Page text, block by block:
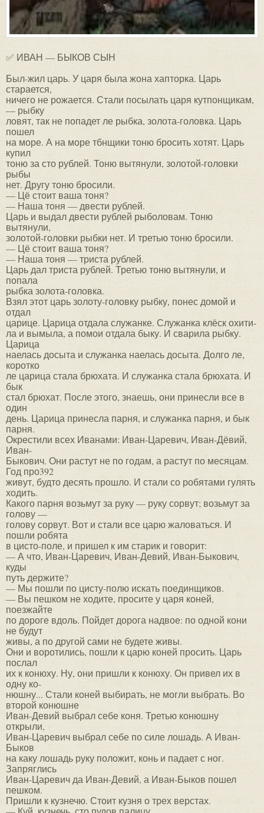
✅ ИВАН — БЫКОВ СЫН
Был-жил царь. У царя была жона хапторка. Царь
старается,
ничего не рожается. Стали посылать царя кутпонщикам,
— рыбку
ловят, так не попадет ле рыбка, золота-головка. Царь
пошел
на море. А на море тбнщики тоню бросить хотят. Царь
купил
тоню за сто рублей. Тоню вытянули, золотой-головки
рыбы
нет. Другу тоню бросили.
— Цё стоит ваша тоня?
— Наша тоня — двести рублей.
Царь и выдал двести рублей рыболовам. Тоню
вытянули,
золотой-головки рыбки нет. И третью тоню бросили.
— Цё стоит ваша тоня?
— Наша тоня — триста рублей.
Царь дал триста рублей. Третью тоню вытянули, и
попала
рыбка золота-головка.
Взял этот царь золоту-головку рыбку, понес домой и
отдал
царице. Царица отдала служанке. Служанка клёск охити-
ла и вымыла, а помои отдала быку. И сварила рыбку.
Царица
наелась досыта и служанка наелась досыта. Долго ле,
коротко
ле царица стала брюхата. И служанка стала брюхата. И
бык
стал брюхат. После этого, знаешь, они принесли все в
один
день. Царица принесла парня, и служанка парня, и бык
парня.
Окрестили всех Иванами: Иван-Царевич, Иван-Дёвий,
Иван-
Быкович. Они растут не по годам, а растут по месяцам.
Год про392
живут, будто десять прошло. И стали со робятами гулять
ходить.
Какого парня возьмут за руку — руку сорвут; возьмут за
голову —
голову сорвут. Вот и стали все царю жаловаться. И
пошли робята
в цисто-поле, и пришел к им старик и говорит:
— А что, Иван-Царевич, Иван-Девий, Иван-Быкович,
куды
путь держите?
— Мы пошли по цисту-полю искать поединщиков.
— Вы пешком не ходите, просите у царя коней,
поезжайте
по дороге вдоль. Пойдет дорога надвое: по одной кони
не будут
живы, а по другой сами не будете живы.
Они и воротились, пошли к царю коней просить. Царь
послал
их к конюху. Ну, они пришли к конюху. Он привел их в
одну ко-
нюшну... Стали коней выбирать, не могли выбрать. Во
второй конюшне
Иван-Девий выбрал себе коня. Третью конюшну
открыли,
Иван-Царевич выбрал себе по силе лошадь. А Иван-
Быков
на каку лошадь руку положит, конь и падает с ног.
Запряглись
Иван-Царевич да Иван-Девий, а Иван-Быков пошел
пешком.
Пришли к кузнечю. Стоит кузня о трех верстах.